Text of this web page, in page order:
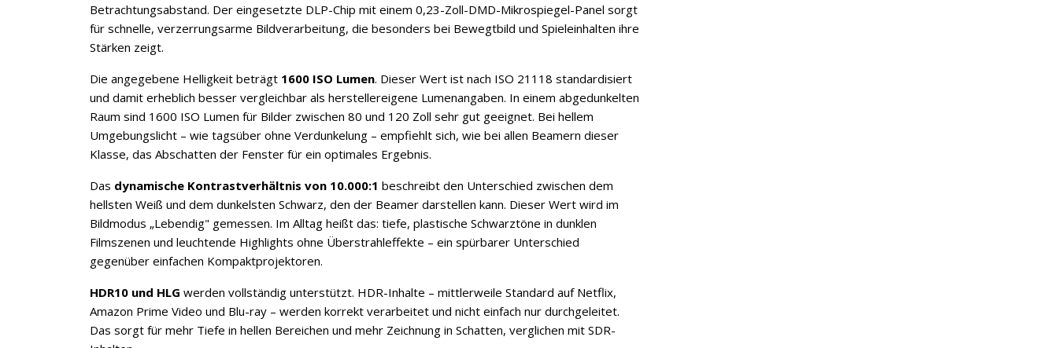
Betrachtungsabstand. Der eingesetzte DLP-Chip mit einem 0,23-Zoll-DMD-Mikrospiegel-Panel sorgt
für schnelle, verzerrungsarme Bildverarbeitung, die besonders bei Bewegtbild und Spieleinhalten ihre
Stärken zeigt.
Die angegebene Helligkeit beträgt 1600 ISO Lumen. Dieser Wert ist nach ISO 21118 standardisiert
und damit erheblich besser vergleichbar als herstellereigene Lumenangaben. In einem abgedunkelten
Raum sind 1600 ISO Lumen für Bilder zwischen 80 und 120 Zoll sehr gut geeignet. Bei hellem
Umgebungslicht – wie tagsüber ohne Verdunkelung – empfiehlt sich, wie bei allen Beamern dieser
Klasse, das Abschatten der Fenster für ein optimales Ergebnis.
Das dynamische Kontrastverhältnis von 10.000:1 beschreibt den Unterschied zwischen dem
hellsten Weiß und dem dunkelsten Schwarz, den der Beamer darstellen kann. Dieser Wert wird im
Bildmodus „Lebendig" gemessen. Im Alltag heißt das: tiefe, plastische Schwarztöne in dunklen
Filmszenen und leuchtende Highlights ohne Überstrahleffekte – ein spürbarer Unterschied
gegenüber einfachen Kompaktprojektoren.
HDR10 und HLG werden vollständig unterstützt. HDR-Inhalte – mittlerweile Standard auf Netflix,
Amazon Prime Video und Blu-ray – werden korrekt verarbeitet und nicht einfach nur durchgeleitet.
Das sorgt für mehr Tiefe in hellen Bereichen und mehr Zeichnung in Schatten, verglichen mit SDR-